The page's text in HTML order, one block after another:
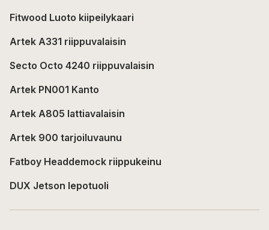
Fitwood Luoto kiipeilykaari
Artek A331 riippuvalaisin
Secto Octo 4240 riippuvalaisin
Artek PN001 Kanto
Artek A805 lattiavalaisin
Artek 900 tarjoiluvaunu
Fatboy Headdemock riippukeinu
DUX Jetson lepotuoli